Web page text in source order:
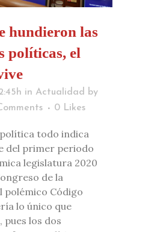
hundieron las
políticas, el
in Actualidad
by
0 Likes
todo indica
del primer periodo
legislatura 2020
de la
polémico Código
lo único que
pues los dos